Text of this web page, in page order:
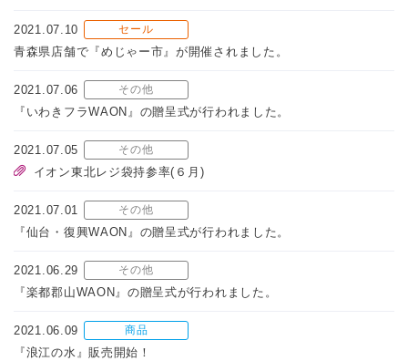
2021.07.10 セール
青森県店舗で『めじゃー市』が開催されました。
2021.07.06 その他
『いわきフラWAON』の贈呈式が行われました。
2021.07.05 その他
イオン東北レジ袋持参率(６月)
2021.07.01 その他
『仙台・復興WAON』の贈呈式が行われました。
2021.06.29 その他
『楽都郡山WAON』の贈呈式が行われました。
2021.06.09 商品
『浪江の水』販売開始！